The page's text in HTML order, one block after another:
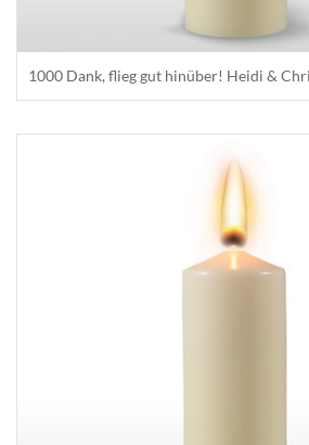
1000 Dank, flieg gut hinüber! Heidi &